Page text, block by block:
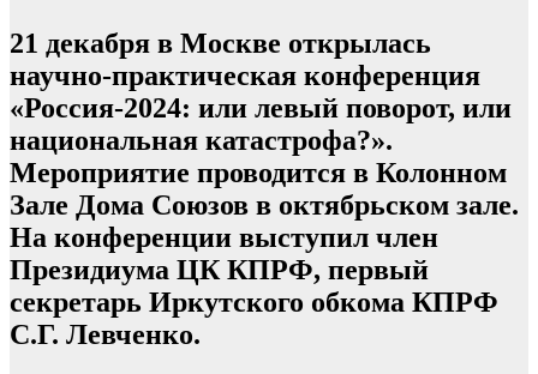
21 декабря в Москве открылась
научно-практическая конференция
«Россия-2024: или левый поворот, или
национальная катастрофа?».
Мероприятие проводится в Колонном
Зале Дома Союзов в октябрьском зале.
На конференции выступил член
Президиума ЦК КПРФ, первый
секретарь Иркутского обкома КПРФ
С.Г. Левченко.